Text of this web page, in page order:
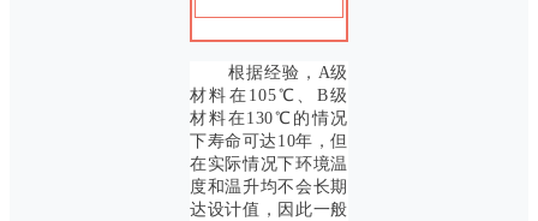
根据经验，A级
材料在105℃、B级
材料在130℃的情况
下寿命可达10年，但
在实际情况下环境温
度和温升均不会长期
达设计值，因此一般